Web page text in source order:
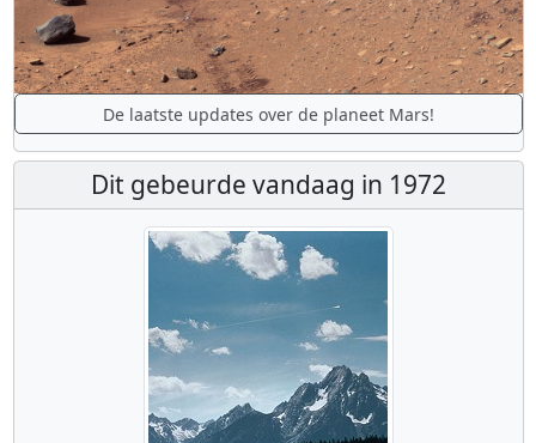
De laatste updates over de planeet Mars!
Dit gebeurde vandaag in 1972